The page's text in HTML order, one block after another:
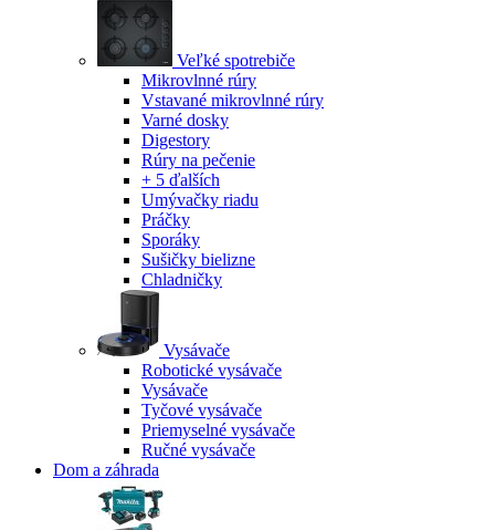
Veľké spotrebiče
Mikrovlnné rúry
Vstavané mikrovlnné rúry
Varné dosky
Digestory
Rúry na pečenie
+ 5 ďalších
Umývačky riadu
Práčky
Sporáky
Sušičky bielizne
Chladničky
Vysávače
Robotické vysávače
Vysávače
Tyčové vysávače
Priemyselné vysávače
Ručné vysávače
Dom a záhrada